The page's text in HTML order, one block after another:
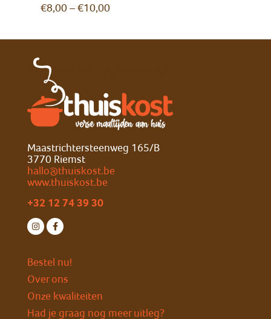
€8,00 –€10,00
Maastrichtersteenweg 165/B
3770 Riemst
hallo@thuiskost.be
www.thuiskost.be
+32 12 74 39 30
Bestel nu!
Over ons
Onze kwaliteiten
Had je graag nog meer uitleg?